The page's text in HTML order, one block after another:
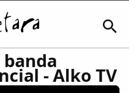
- Alko TV